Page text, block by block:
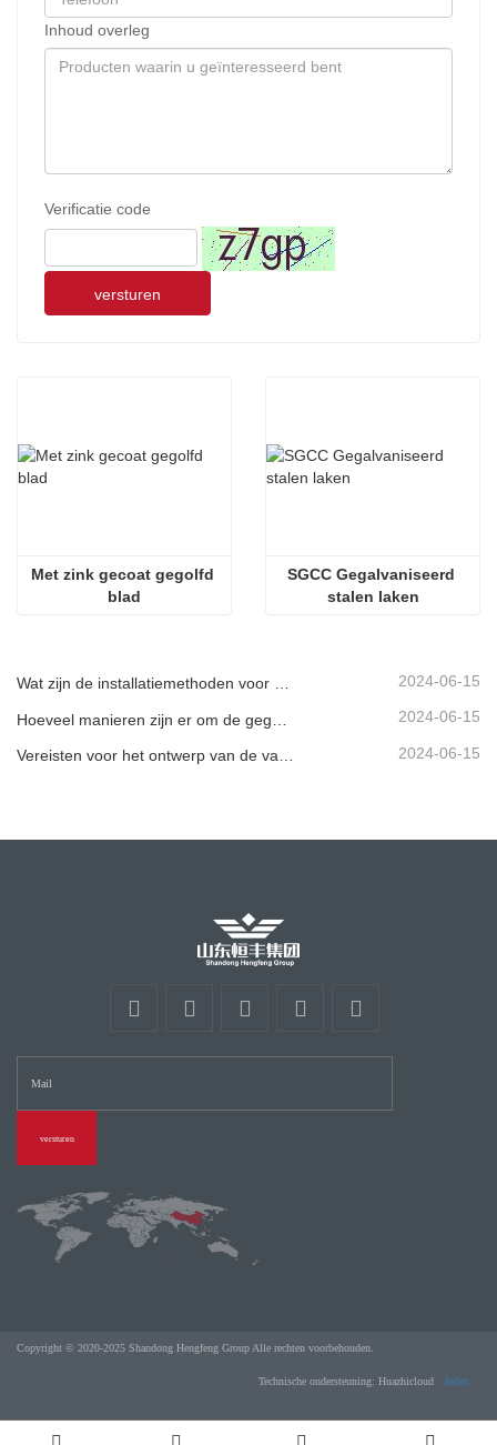
Inhoud overleg
Verificatie code
versturen
Met zink gecoat gegolfd
blad
SGCC Gegalvaniseerd
stalen laken
Wat zijn de installatiemethoden voor verschillende standaard gegolfde vangrails? 2024-06-15
2024-06-15
2024-06-15
versturen
Copyright © 2020-2025 Shandong Hengfeng Group Alle rechten voorbehouden.
Technische ondersteuning: Huazhicloud Index